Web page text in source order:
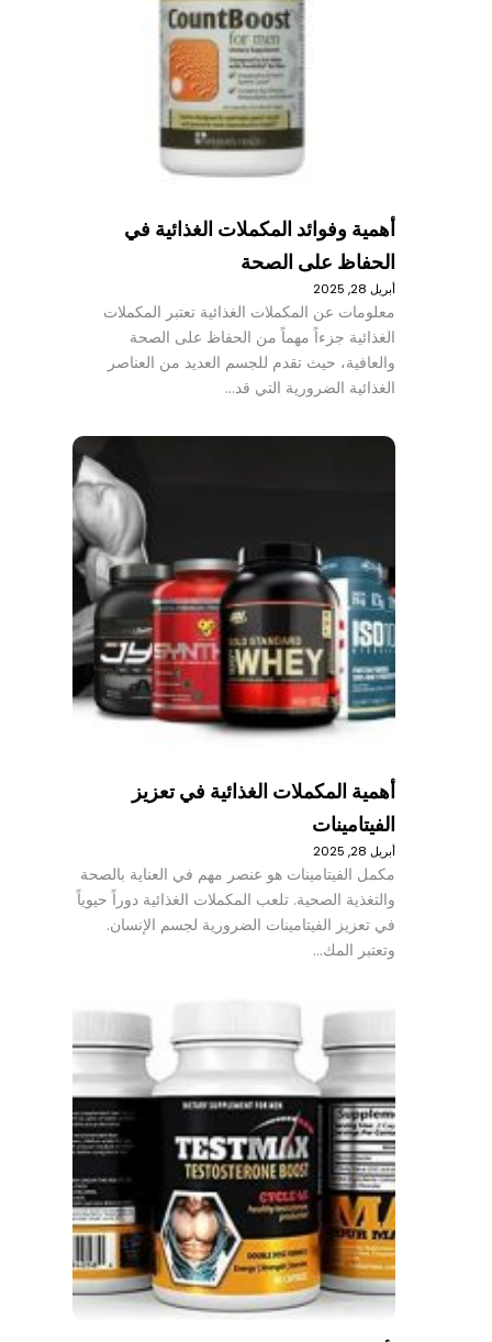
أهمية وفوائد المكملات الغذائية في
الحفاظ على الصحة
أبريل 28, 2025
معلومات عن المكملات الغذائية تعتبر المكملات
الغذائية جزءاً مهماً من الحفاظ على الصحة
والعافية، حيث تقدم للجسم العديد من العناصر
الغذائية الضرورية التي قد…
أهمية المكملات الغذائية في تعزيز
الفيتامينات
أبريل 28, 2025
مكمل الفيتامينات هو عنصر مهم في العناية بالصحة
والتغذية الصحية. تلعب المكملات الغذائية دوراً حيوياً
في تعزيز الفيتامينات الضرورية لجسم الإنسان.
وتعتبر المك…